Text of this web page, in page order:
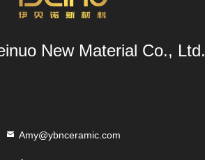
New Material Co., Ltd.
Amy@ybnceramic.com